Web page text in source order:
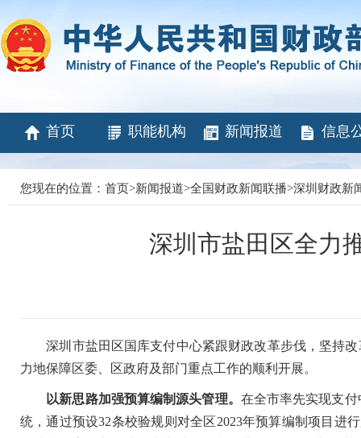
首页 职能机构 新闻报道 信息
您现在的位置： 首页>新闻报道>全国财政新闻联播>深圳财政新
深圳市盐田区全力
深圳市盐田区国库支付中心紧跟财政改革步伐，坚持改
力地保障区委、区政府及部门重点工作的顺利开展。
以新思路加强预算编制源头管理。 在全市率先实现支
统，通过预设32条校验规则对全区2023年预算编制项目进